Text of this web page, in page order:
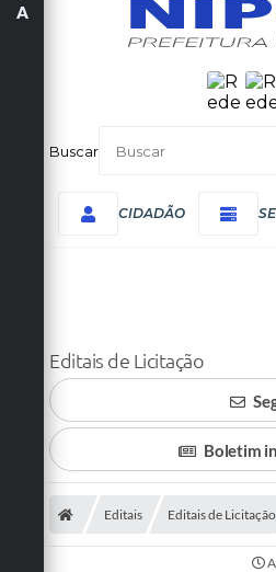
Buscar
CIDADÃO
A
Editais de Licitação
Boletim
Editais Editais de Licitação